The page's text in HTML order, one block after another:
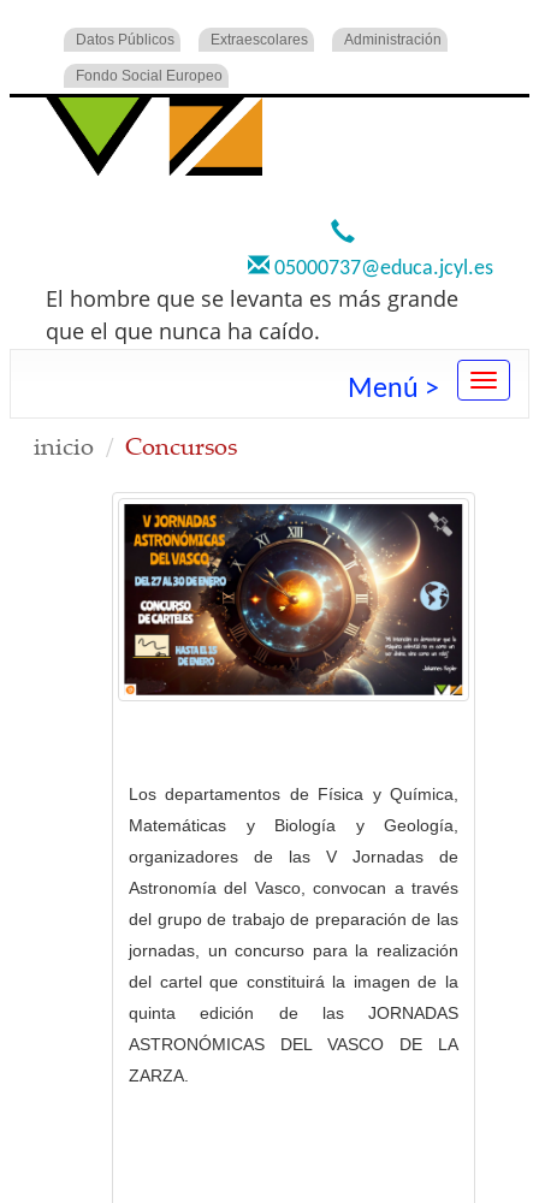
Datos Públicos Extraescolares Administración
Fondo Social Europeo
05000737@educa.jcyl.es
El hombre que se levanta es más grande
que el que nunca ha caído.
Menú >
inicio Concursos
Los departamentos de Física y Química,
Matemáticas y Biología y Geología,
organizadores de las V Jornadas de
Astronomía del Vasco, convocan a través
del grupo de trabajo de preparación de las
jornadas, un concurso para la realización
del cartel que constituirá la imagen de la
quinta edición de las JORNADAS
ASTRONÓMICAS DEL VASCO DE LA
ZARZA.